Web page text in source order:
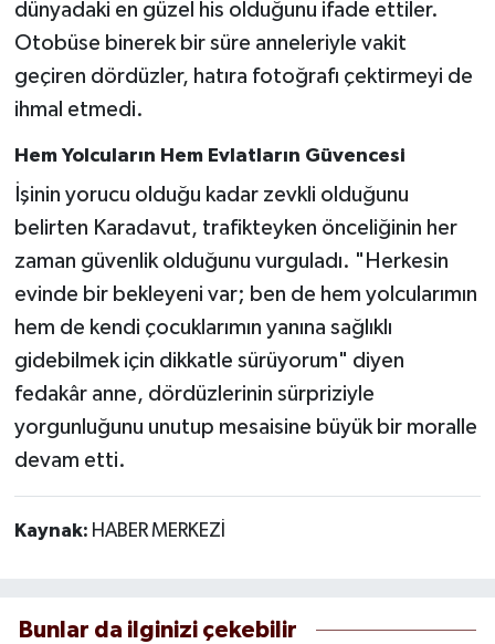
dünyadaki en güzel his olduğunu ifade ettiler.
Otobüse binerek bir süre anneleriyle vakit
geçiren dördüzler, hatıra fotoğrafı çektirmeyi de
ihmal etmedi.
Hem Yolcuların Hem Evlatların Güvencesi
İşinin yorucu olduğu kadar zevkli olduğunu
belirten Karadavut, trafikteyken önceliğinin her
zaman güvenlik olduğunu vurguladı. "Herkesin
evinde bir bekleyeni var; ben de hem yolcularımın
hem de kendi çocuklarımın yanına sağlıklı
gidebilmek için dikkatle sürüyorum" diyen
fedakâr anne, dördüzlerinin sürpriziyle
yorgunluğunu unutup mesaisine büyük bir moralle
devam etti.
Kaynak: HABER MERKEZİ
Bunlar da ilginizi çekebilir